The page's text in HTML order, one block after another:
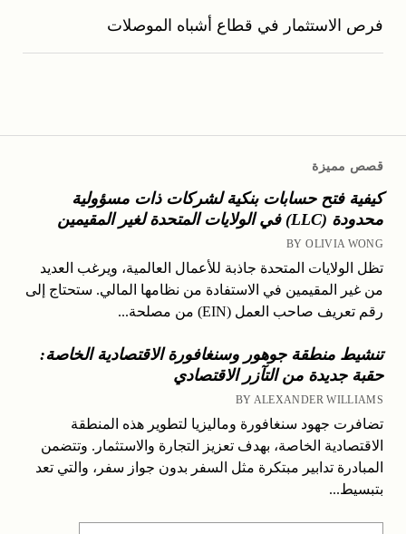
قصص مميزة
كيفية فتح حسابات بنكية لشركات ذات مسؤولية
محدودة (LLC) في الولايات المتحدة لغير المقيمين
BY OLIVIA WONG
تظل الولايات المتحدة جاذبة للأعمال العالمية، ويرغب العديد
من غير المقيمين في الاستفادة من نظامها المالي. ستحتاج إلى
رقم تعريف صاحب العمل (EIN) من مصلحة...
تنشيط منطقة جوهور وسنغافورة الاقتصادية الخاصة:
حقبة جديدة من التآزر الاقتصادي
BY ALEXANDER WILLIAMS
تضافرت جهود سنغافورة وماليزيا لتطوير هذه المنطقة
الاقتصادية الخاصة، بهدف تعزيز التجارة والاستثمار. وتتضمن
المبادرة تدابير مبتكرة مثل السفر بدون جواز سفر، والتي تعد
بتبسيط...
فرص الاستثمار في قطاع أشباه الموصلات